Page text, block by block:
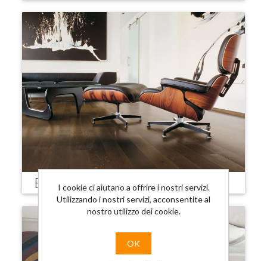
Elegante
I cookie ci aiutano a offrire i nostri servizi.
Utilizzando i nostri servizi, acconsentite al
nostro utilizzo dei cookie.
OK